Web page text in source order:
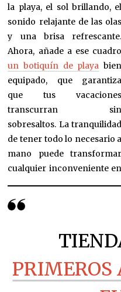
la playa, el sol brillando, el
sonido relajante de las olas
y una brisa refrescante.
Ahora, añade a ese cuadro
un botiquín de playa bien
equipado, que garantiza
que tus vacaciones
transcurran sin
sobresaltos. La tranquilidad
de tener todo lo necesario a
mano puede transformar
cualquier inconveniente en
PRIMEROS